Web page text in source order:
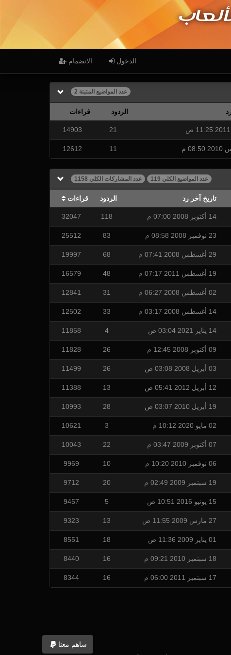
الدخول الانضمام
عدد المواضيع المثبتة 2
الردود قراءات
21
14903
11
12612
عدد المواضيع الكلي 119 عدد المشاركات الكلي 1158
تاريخ آخر رد الردود قراءات
14 أكتوبر 2008 07:00 م 118
32047
23 نوفمبر 2008 08:58 م 83
25512
29 أغسطس 2008 07:41 م 68
19997
19 أغسطس 2011 07:17 م 48
16579
02 أغسطس 2008 06:27 م 31
12841
14 أغسطس 2008 03:17 م 33
12502
14 يناير 2021 03:04 ص 4
11858
09 أكتوبر 2008 12:45 م 26
11828
03 أبريل 2008 03:08 ص 26
11499
12 أبريل 2012 05:41 ص 13
11388
19 أبريل 2010 03:07 ص 28
10993
02 مايو 2020 10:12 م 3
10621
07 أكتوبر 2009 03:47 م 22
10043
06 نوفمبر 2010 10:20 م 10
9969
19 سبتمبر 2009 02:49 م 20
9712
15 يونيو 2016 10:51 ص 5
9457
27 مارس 2009 11:55 ص 13
9323
01 يناير 2009 11:36 ص 18
8551
18 سبتمبر 2010 09:21 م 16
8440
17 سبتمبر 2011 06:00 م 16
8344
ساهم معنا